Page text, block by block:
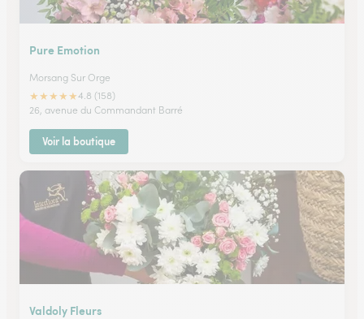
Pure Emotion
Morsang Sur Orge
★★★★★4.8 (158)
26, avenue du Commandant Barré
Voir la boutique
Valdoly Fleurs